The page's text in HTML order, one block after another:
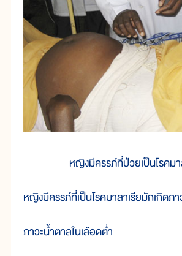
หญิงมีครรภ์ที่ป่วยเป็นโรคมา
หญิงมีครรภ์ที่เป็นโรคมาลาเรียมักเกิดภ
ภาวะน้ำตาลในเลือดต่ำ